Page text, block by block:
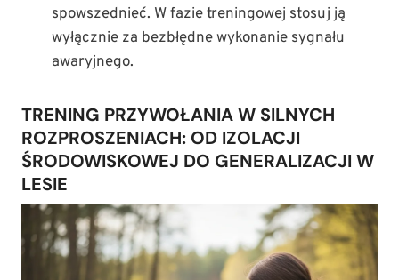
spowszednieć. W fazie treningowej stosuj ją
wyłącznie za bezbłędne wykonanie sygnału
awaryjnego.
TRENING PRZYWOŁANIA W SILNYCH
ROZPROSZENIACH: OD IZOLACJI
ŚRODOWISKOWEJ DO GENERALIZACJI W
LESIE